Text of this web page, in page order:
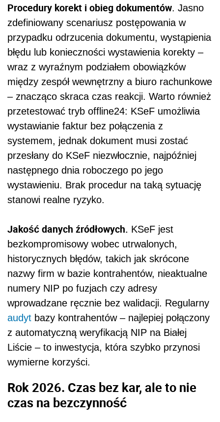
Procedury korekt i obieg dokumentów. Jasno
zdefiniowany scenariusz postępowania w
przypadku odrzucenia dokumentu, wystąpienia
błędu lub konieczności wystawienia korekty –
wraz z wyraźnym podziałem obowiązków
między zespół wewnętrzny a biuro rachunkowe
– znacząco skraca czas reakcji. Warto również
przetestować tryb offline24: KSeF umożliwia
wystawianie faktur bez połączenia z
systemem, jednak dokument musi zostać
przesłany do KSeF niezwłocznie, najpóźniej
następnego dnia roboczego po jego
wystawieniu. Brak procedur na taką sytuację
stanowi realne ryzyko.
Jakość danych źródłowych. KSeF jest
bezkompromisowy wobec utrwalonych,
historycznych błędów, takich jak skrócone
nazwy firm w bazie kontrahentów, nieaktualne
numery NIP po fuzjach czy adresy
wprowadzane ręcznie bez walidacji. Regularny
audyt bazy kontrahentów – najlepiej połączony
z automatyczną weryfikacją NIP na Białej
Liście – to inwestycja, która szybko przynosi
wymierne korzyści.
Rok 2026. Czas bez kar, ale to nie
czas na bezczynność